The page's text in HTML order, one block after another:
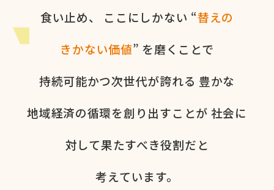
食い​止め、
ここに​しかない​ “替えの​
きかない​価値” を​磨く​ことで
持続可能かつ次世代が​誇れる 豊かな​
地域経済の​循環を​創り出すことが 社会に​
対して​果た​すべき役割だと​
考えています。​